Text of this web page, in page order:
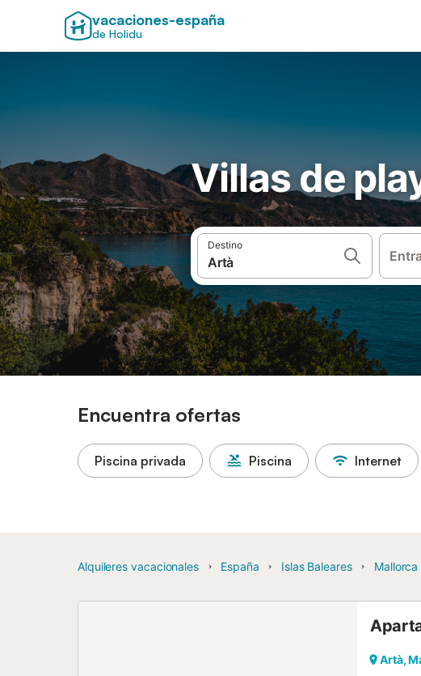
vacaciones-españa
de Holidu
Villas de
Destino
Encuentra ofertas
Piscina privada Piscina Internet
Alquileres vacacionales España Islas Baleares Mallorca
Artà,